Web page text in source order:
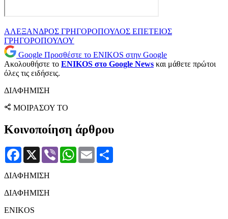
ΑΛΕΞΑΝΔΡΟΣ ΓΡΗΓΟΡΟΠΟΥΛΟΣ ΕΠΕΤΕΙΟΣ
ΓΡΗΓΟΡΟΠΟΥΛΟΥ
Google Προσθέστε το ENIKOS στην Google
Ακολουθήστε το ENIKOS στο Google News και μάθετε πρώτοι
όλες τις ειδήσεις.
ΔΙΑΦΗΜΙΣΗ
ΜΟΙΡΑΣΟΥ ΤΟ
Κοινοποίηση άρθρου
Facebook
X Viber WhatsApp
Email
ΔΙΑΦΗΜΙΣΗ
ΔΙΑΦΗΜΙΣΗ
ENIKOS